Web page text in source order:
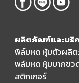
ผลิตภัณฑ์และบริ
ฟิล์มหด หุ้มตัวผลิ
ฟิล์มหด หุ้มปากข
สติกเกอร์